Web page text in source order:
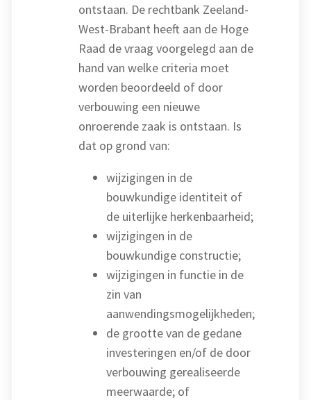
ontstaan. De rechtbank Zeeland-
West-Brabant heeft aan de Hoge
Raad de vraag voorgelegd aan de
hand van welke criteria moet
worden beoordeeld of door
verbouwing een nieuwe
onroerende zaak is ontstaan. Is
dat op grond van:
wijzigingen in de
bouwkundige identiteit of
de uiterlijke herkenbaarheid;
wijzigingen in de
bouwkundige constructie;
wijzigingen in functie in de
zin van
aanwendingsmogelijkheden;
de grootte van de gedane
investeringen en/of de door
verbouwing gerealiseerde
meerwaarde; of